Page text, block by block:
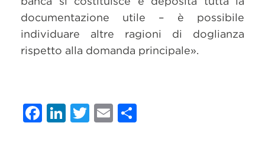
documentazione utile – è possibile
individuare altre ragioni di doglianza
rispetto alla domanda principale».
Facebook
LinkedIn
Twitter
Email